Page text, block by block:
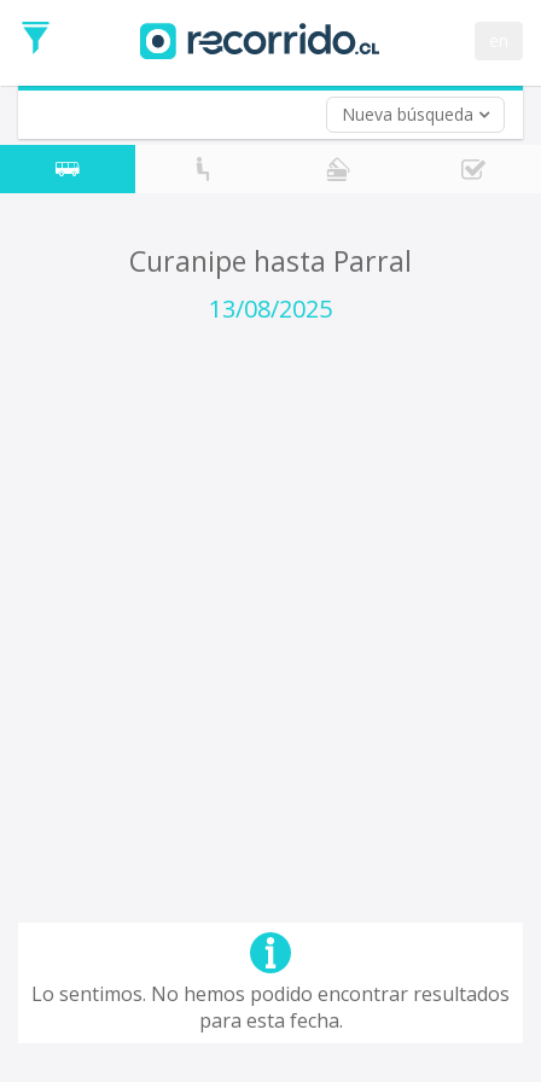
Nueva búsqueda
de
Ida
Vuelta (opcional)
Fecha
de
Curanipe hasta Parral
13/08/2025
Lo sentimos. No hemos podido encontrar resultados
para esta fecha.